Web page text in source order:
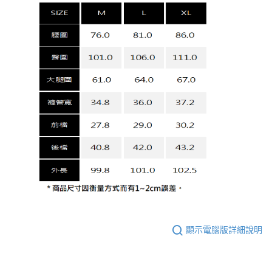
顯示電腦版詳細說明